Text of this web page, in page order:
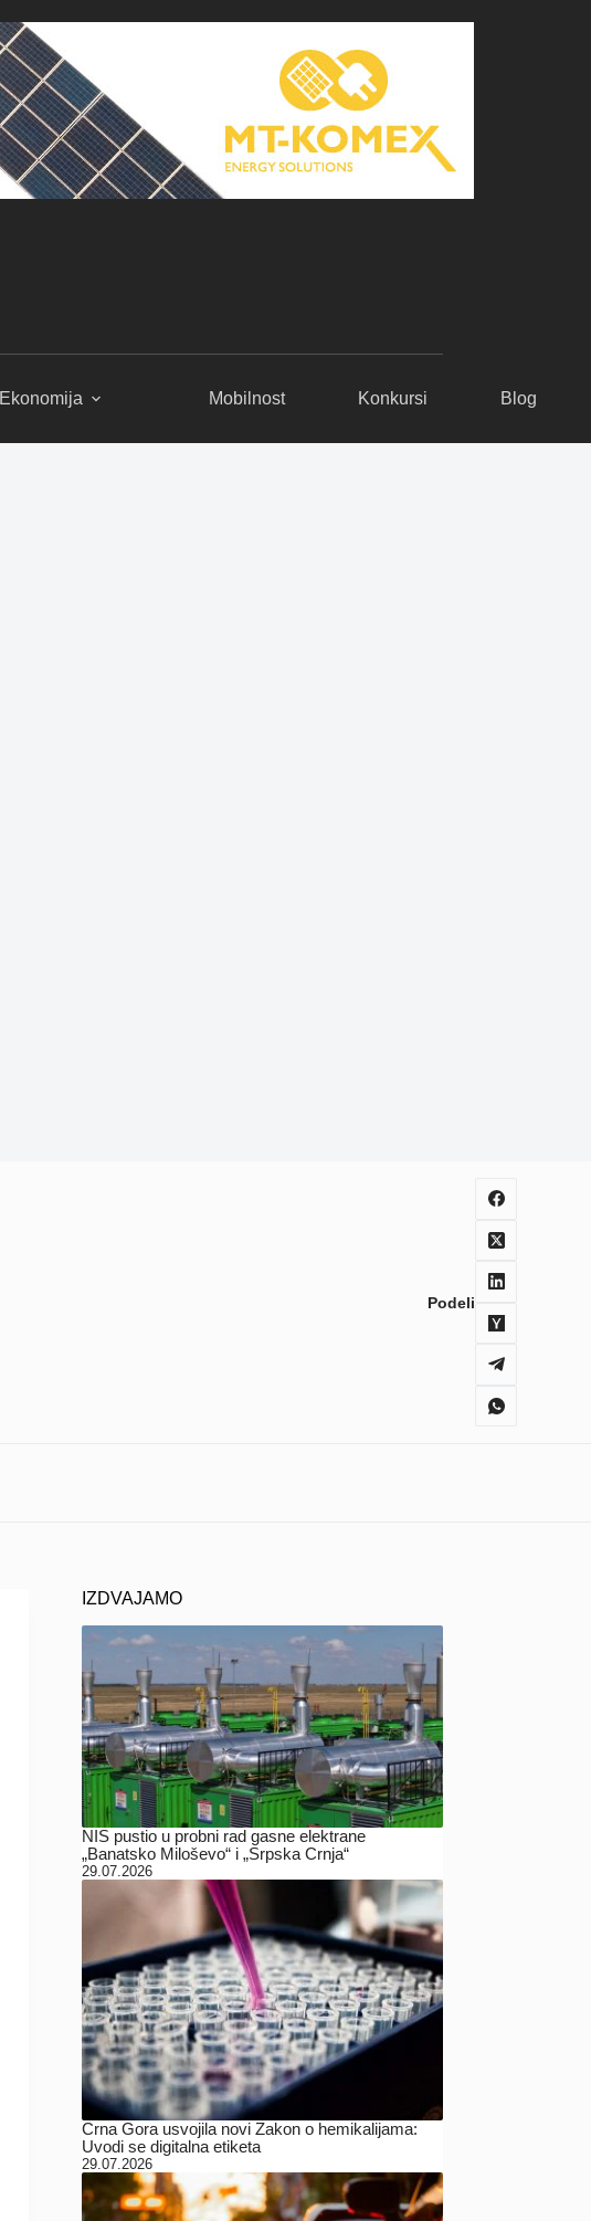
Ekonomija Mobilnost Konkursi Blog
Podeli
IZDVAJAMO
NIS pustio u probni rad gasne elektrane
„Banatsko Miloševo“ i „Srpska Crnja“
29.07.2026
Crna Gora usvojila novi Zakon o hemikalijama:
Uvodi se digitalna etiketa
29.07.2026